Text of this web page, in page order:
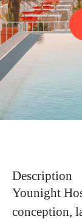
Description
Younight
conception,